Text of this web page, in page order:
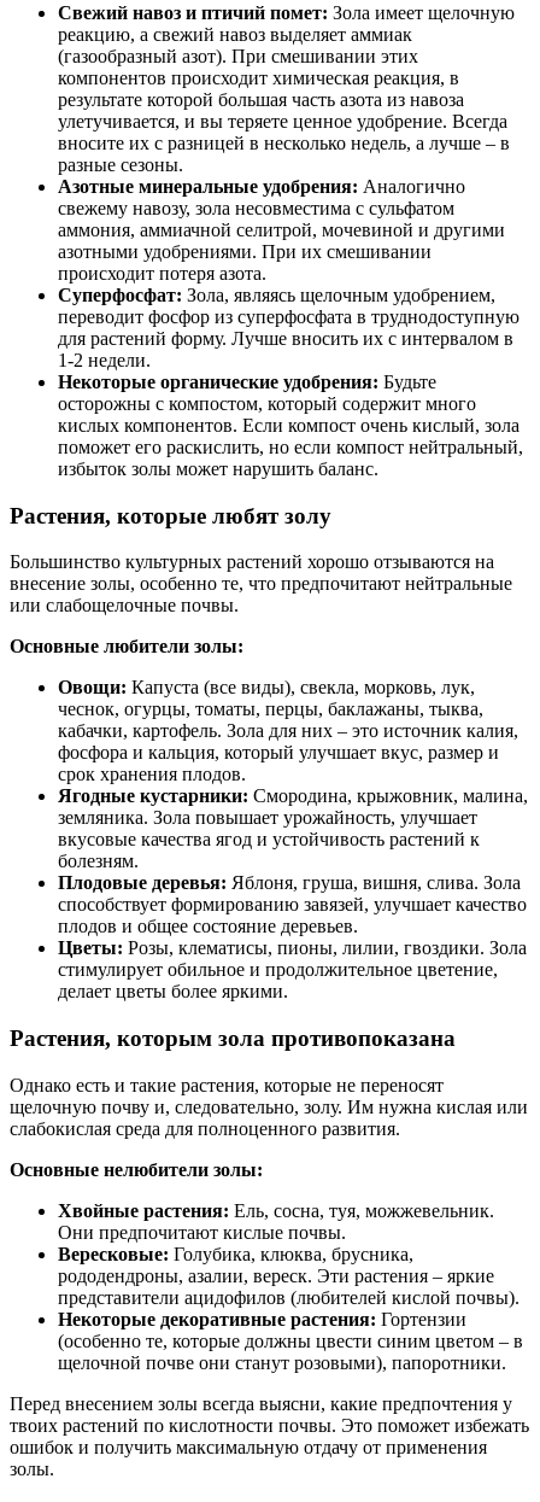
Свежий навоз и птичий помет: Зола имеет щелочную
реакцию, а свежий навоз выделяет аммиак
(газообразный азот). При смешивании этих
компонентов происходит химическая реакция, в
результате которой большая часть азота из навоза
улетучивается, и вы теряете ценное удобрение. Всегда
вносите их с разницей в несколько недель, а лучше – в
разные сезоны.
Азотные минеральные удобрения: Аналогично
свежему навозу, зола несовместима с сульфатом
аммония, аммиачной селитрой, мочевиной и другими
азотными удобрениями. При их смешивании
происходит потеря азота.
Суперфосфат: Зола, являясь щелочным удобрением,
переводит фосфор из суперфосфата в труднодоступную
для растений форму. Лучше вносить их с интервалом в
1-2 недели.
Некоторые органические удобрения: Будьте
осторожны с компостом, который содержит много
кислых компонентов. Если компост очень кислый, зола
поможет его раскислить, но если компост нейтральный,
избыток золы может нарушить баланс.
Растения, которые любят золу
Большинство культурных растений хорошо отзываются на
внесение золы, особенно те, что предпочитают нейтральные
или слабощелочные почвы.
Основные любители золы:
Овощи: Капуста (все виды), свекла, морковь, лук,
чеснок, огурцы, томаты, перцы, баклажаны, тыква,
кабачки, картофель. Зола для них – это источник калия,
фосфора и кальция, который улучшает вкус, размер и
срок хранения плодов.
Ягодные кустарники: Смородина, крыжовник, малина,
земляника. Зола повышает урожайность, улучшает
вкусовые качества ягод и устойчивость растений к
болезням.
Плодовые деревья: Яблоня, груша, вишня, слива. Зола
способствует формированию завязей, улучшает качество
плодов и общее состояние деревьев.
Цветы: Розы, клематисы, пионы, лилии, гвоздики. Зола
стимулирует обильное и продолжительное цветение,
делает цветы более яркими.
Растения, которым зола противопоказана
Однако есть и такие растения, которые не переносят
щелочную почву и, следовательно, золу. Им нужна кислая или
слабокислая среда для полноценного развития.
Основные нелюбители золы:
Хвойные растения: Ель, сосна, туя, можжевельник.
Они предпочитают кислые почвы.
Вересковые: Голубика, клюква, брусника,
рододендроны, азалии, вереск. Эти растения – яркие
представители ацидофилов (любителей кислой почвы).
Некоторые декоративные растения: Гортензии
(особенно те, которые должны цвести синим цветом – в
щелочной почве они станут розовыми), папоротники.
Перед внесением золы всегда выясни, какие предпочтения у
твоих растений по кислотности почвы. Это поможет избежать
ошибок и получить максимальную отдачу от применения
золы.